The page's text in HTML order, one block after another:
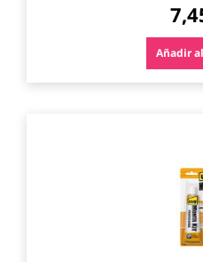
Añadir